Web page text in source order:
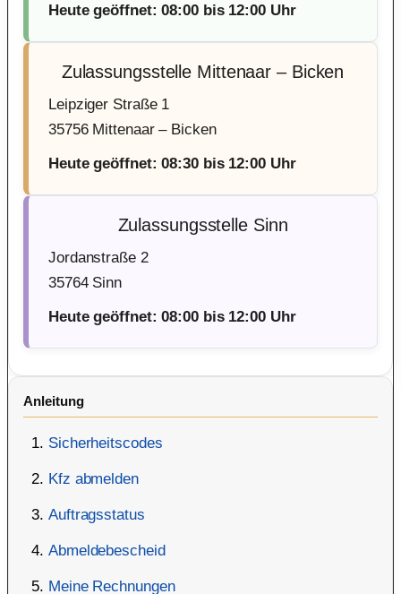
Anleitung
Sicherheitscodes
Kfz abmelden
Auftragsstatus
Abmeldebescheid
Meine Rechnungen
Heute geöffnet: 08:00 bis 12:00 Uhr
Zulassungsstelle Mittenaar – Bicken
Leipziger Straße 1
35756 Mittenaar – Bicken
Heute geöffnet: 08:30 bis 12:00 Uhr
Zulassungsstelle Sinn
Jordanstraße 2
35764 Sinn
Heute geöffnet: 08:00 bis 12:00 Uhr